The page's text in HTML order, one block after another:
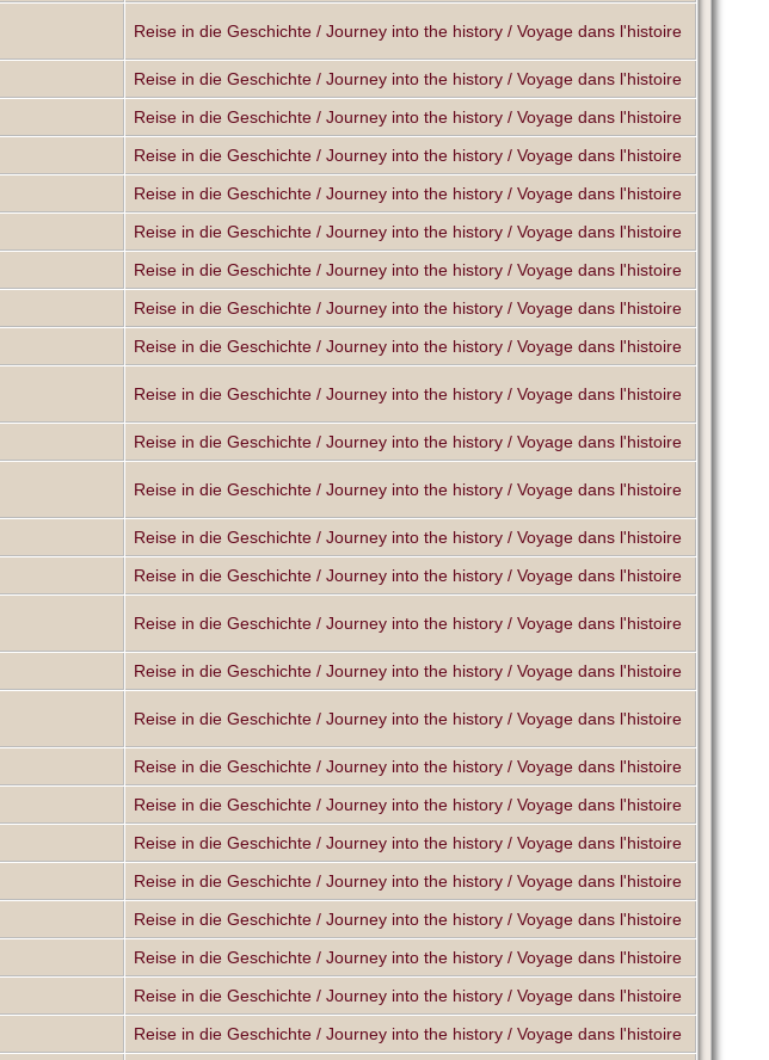
Reise in die Geschichte / Journey into the history / Voyage dans l'histoire
Reise in die Geschichte / Journey into the history / Voyage dans l'histoire
Reise in die Geschichte / Journey into the history / Voyage dans l'histoire
Reise in die Geschichte / Journey into the history / Voyage dans l'histoire
Reise in die Geschichte / Journey into the history / Voyage dans l'histoire
Reise in die Geschichte / Journey into the history / Voyage dans l'histoire
Reise in die Geschichte / Journey into the history / Voyage dans l'histoire
Reise in die Geschichte / Journey into the history / Voyage dans l'histoire
Reise in die Geschichte / Journey into the history / Voyage dans l'histoire
Reise in die Geschichte / Journey into the history / Voyage dans l'histoire
Reise in die Geschichte / Journey into the history / Voyage dans l'histoire
Reise in die Geschichte / Journey into the history / Voyage dans l'histoire
Reise in die Geschichte / Journey into the history / Voyage dans l'histoire
Reise in die Geschichte / Journey into the history / Voyage dans l'histoire
Reise in die Geschichte / Journey into the history / Voyage dans l'histoire
Reise in die Geschichte / Journey into the history / Voyage dans l'histoire
Reise in die Geschichte / Journey into the history / Voyage dans l'histoire
Reise in die Geschichte / Journey into the history / Voyage dans l'histoire
Reise in die Geschichte / Journey into the history / Voyage dans l'histoire
Reise in die Geschichte / Journey into the history / Voyage dans l'histoire
Reise in die Geschichte / Journey into the history / Voyage dans l'histoire
Reise in die Geschichte / Journey into the history / Voyage dans l'histoire
Reise in die Geschichte / Journey into the history / Voyage dans l'histoire
Reise in die Geschichte / Journey into the history / Voyage dans l'histoire
Reise in die Geschichte / Journey into the history / Voyage dans l'histoire